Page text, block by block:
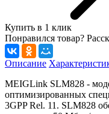
Купить в 1 клик
Понравился товар?
Описание
MEIGLink SLM828 -
оптимизированных
3GPP Rel. 11. SLM828